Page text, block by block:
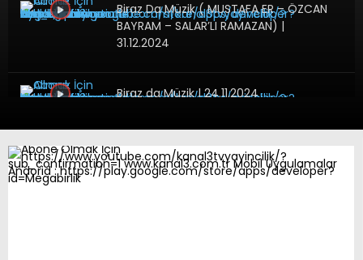
Biraz Da Müzik ( MUSTAFA ER – ÖZCAN
BAYRAM – SALAR’LI RAMAZAN) |
31.12.2024
Biraz da Müzik | 24.11.2024
BİRAZ DA MÜZİK | 12.04.2024